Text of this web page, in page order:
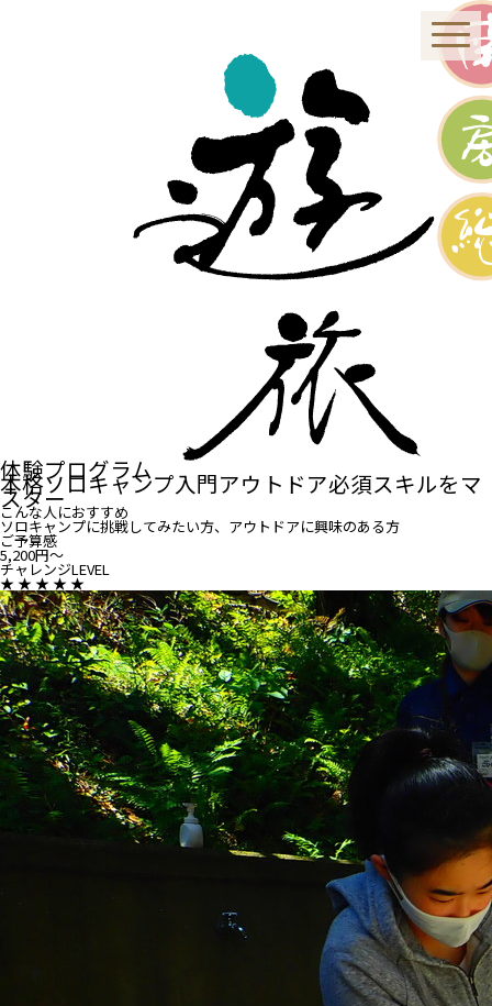
体験プログラム
本格ソロキャンプ入門アウトドア必須スキルをマ
スター
こんな人におすすめ
ソロキャンプに挑戦してみたい方、アウトドアに興味のある方
ご予算感
5,200円～
チャレンジLEVEL
★★★★★